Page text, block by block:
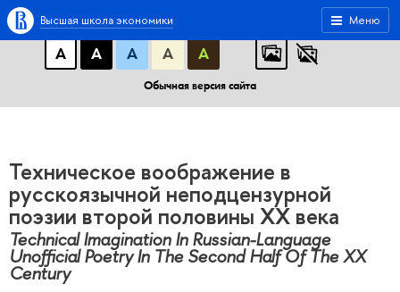
A A A
АБB
А
А А А А
Обычная версия сайта
Меню
Высшая школа экономики
Техническое воображение в
русскоязычной неподцензурной
поэзии второй половины XX века
Technical Imagination In Russian-Language
Unofficial Poetry In The Second Half Of The XX
Century